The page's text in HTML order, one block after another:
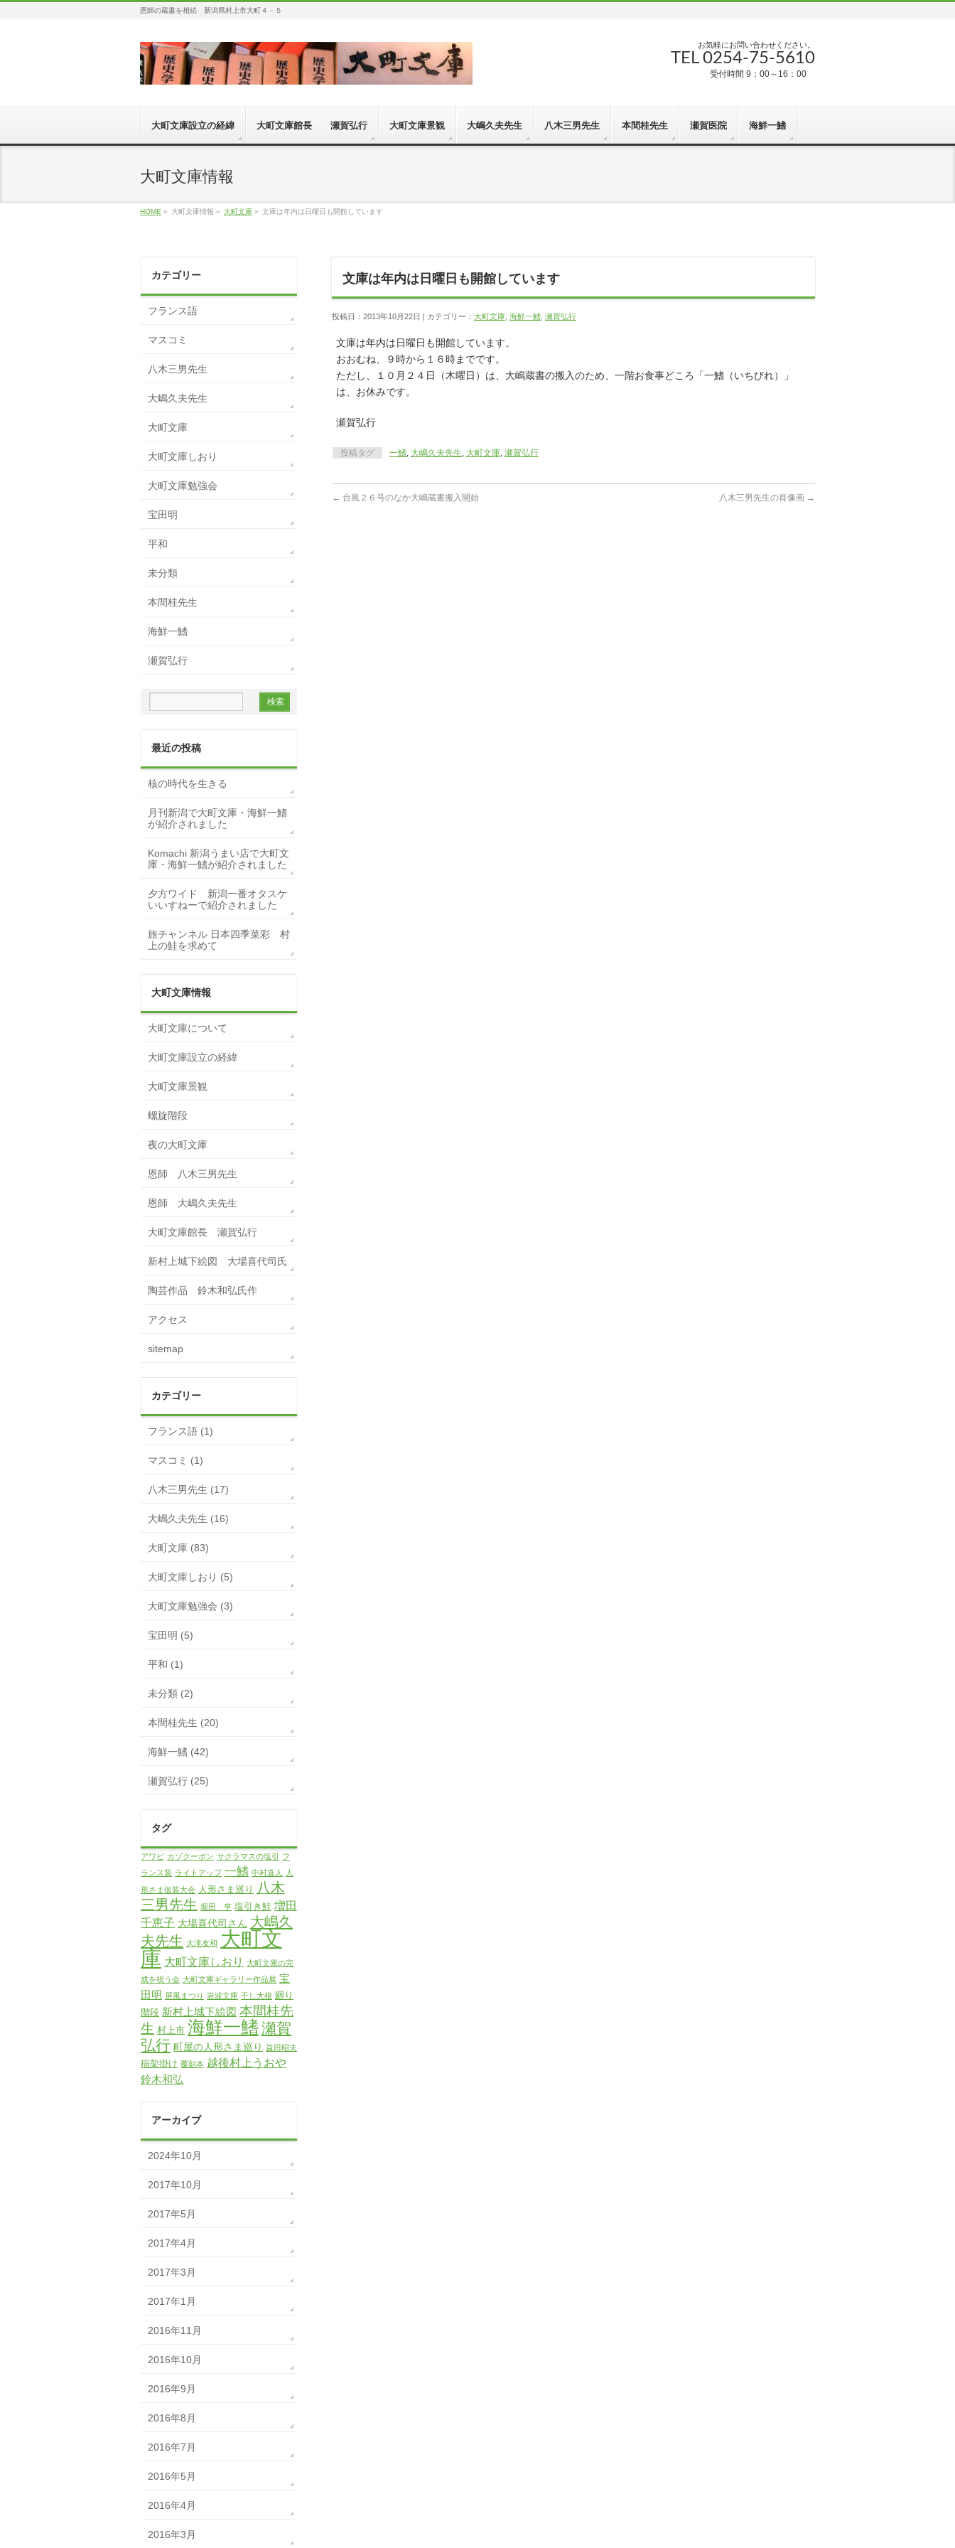
恩師の蔵書を相続 新潟県村上市大町４－５
お気軽にお問い合わせください。
TEL 0254-75-5610
受付時間 9：00～16：00
大町文庫設立の経緯 大町文庫館長 瀬賀弘行 大町文庫景観 大嶋久夫先生 八木三男先生 本間桂先生 瀬賀医院 海鮮一鰭
大町文庫情報
HOME » 大町文庫情報 » 大町文庫 » 文庫は年内は日曜日も開館しています
文庫は年内は日曜日も開館しています
投稿日：2013年10月22日 | カテゴリー： 大町文庫 海鮮一鰭 瀬賀弘行
文庫は年内は日曜日も開館しています。
おおむね、９時から１６時までです。
ただし、１０月２４日（木曜日）は、大嶋蔵書の搬入のため、一階お食事どころ「一鰭（いちびれ）」
は、お休みです。
瀬賀弘行
投稿タグ 一鰭, 大嶋久夫先生, 大町文庫, 瀬賀弘行
← 台風２６号のなか大嶋蔵書搬入開始 八木三男先生の肖像画 →
カテゴリー
フランス語
マスコミ
八木三男先生
大嶋久夫先生
大町文庫
大町文庫しおり
大町文庫勉強会
宝田明
平和
未分類
本間桂先生
海鮮一鰭
瀬賀弘行
最近の投稿
核の時代を生きる
月刊新潟で大町文庫・海鮮一鰭
が紹介されました
Komachi 新潟うまい店で大町文
庫・海鮮一鰭が紹介されました
夕方ワイド 新潟一番オタスケ
いいすねーで紹介されました
旅チャンネル 日本四季菜彩 村
上の鮭を求めて
大町文庫情報
大町文庫について
大町文庫設立の経緯
大町文庫景観
螺旋階段
夜の大町文庫
恩師 八木三男先生
恩師 大嶋久夫先生
大町文庫館長 瀬賀弘行
新村上城下絵図 大場喜代司氏
陶芸作品 鈴木和弘氏作
アクセス
sitemap
カテゴリー
フランス語 (1)
マスコミ (1)
八木三男先生 (17)
大嶋久夫先生 (16)
大町文庫 (83)
大町文庫しおり (5)
大町文庫勉強会 (3)
宝田明 (5)
平和 (1)
未分類 (2)
本間桂先生 (20)
海鮮一鰭 (42)
瀬賀弘行 (25)
タグ
アワビ カゾクーポン サクラマスの塩引 フ
ランス装 ライトアップ 一鰭 中村直人
人
形さま仮装大会 人形さま巡り
八木
三男先生 堀田 亨 塩引き鮭 増田
千恵子 大場喜代司さん 大嶋久
夫先生 大滝友和 大町文
庫 大町文庫しおり
大町文庫の完
成を祝う会 大町文庫ギャラリー作品展 宝
田明 屏風まつり 岩波文庫 干し大根 廻り
階段 新村上城下絵図 本間桂先
生 村上市 海鮮一鰭瀬賀
弘行 町屋の人形さま巡り 益田昭夫
稲架掛け 覆刻本 越後村上うおや
鈴木和弘
アーカイブ
2024年10月
2017年10月
2017年5月
2017年4月
2017年3月
2017年1月
2016年11月
2016年10月
2016年9月
2016年8月
2016年7月
2016年5月
2016年4月
2016年3月